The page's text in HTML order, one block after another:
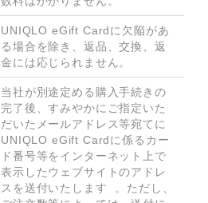
UNIQLO eGift Cardに欠陥があ
る場合を除き、返品、交換、返
金には応じられません。
当社が別途定める購入手続きの
完了後、すみやかにご指定いた
だいたメールアドレス等宛てに
UNIQLO eGift Cardに係るカー
ド番号等をインターネット上で
表示したウェブサイトのアドレ
スを送付いたします  。ただし、